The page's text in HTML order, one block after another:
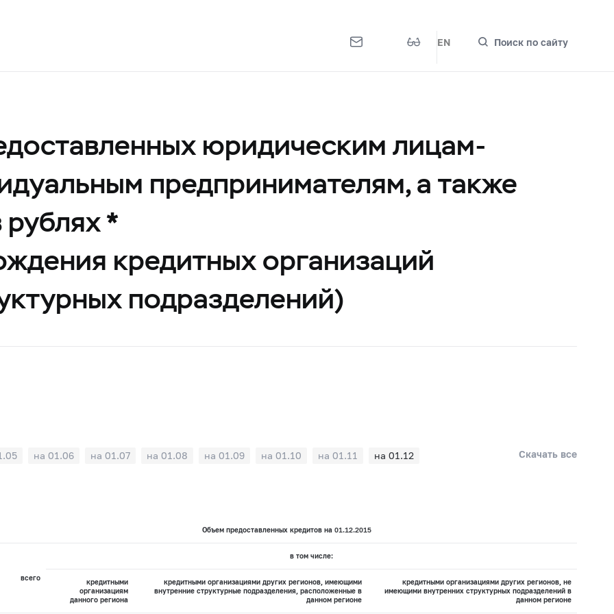
EN Поиск по сайту
юридическим лицам-
предпринимателям, а также
*
кредитных организаций
подразделений)
на 01.06 на 01.07 на 01.08 на 01.09 на 01.10 на 01.11 на 01.12 Скачать все
Объем предоставленных кредитов на 01.12.2015
всего
в том числе:
кредитными
организациям
данного региона
кредитными организациями других регионов, имеющими
внутренние структурные подразделения, расположенные в
данном регионе
кредитными организациями других регионов, не
имеющими внутренних структурных подразделений в
данном регионе